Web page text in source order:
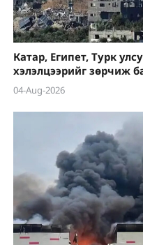
Катар, Египет, Турк
хэлэлцээрийг зөрчиж
04-Aug-2026